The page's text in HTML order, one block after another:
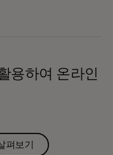
용하여 온라인
펴보기